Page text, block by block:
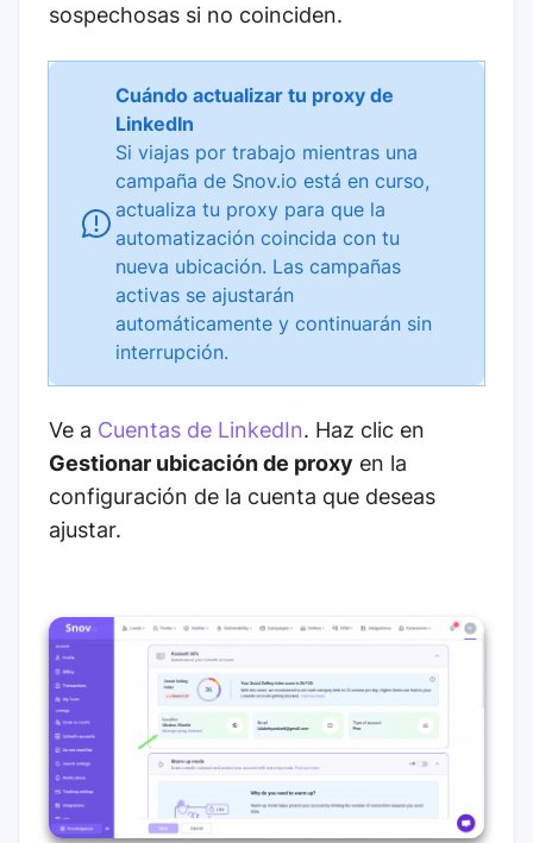
sospechosas si no coinciden.
Cuándo actualizar tu proxy de
LinkedIn
Si viajas por trabajo mientras una
campaña de Snov.io está en curso,
actualiza tu proxy para que la
automatización coincida con tu
nueva ubicación. Las campañas
activas se ajustarán
automáticamente y continuarán sin
interrupción.
Ve a Cuentas de LinkedIn. Haz clic en
Gestionar ubicación de proxy en la
configuración de la cuenta que deseas
ajustar.